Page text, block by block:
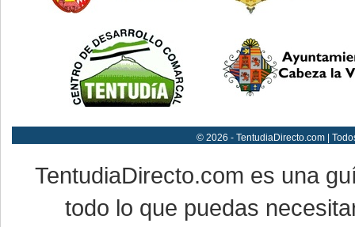
© 2026 - TentudiaDirecto.com |
TentudiaDirecto.com es una
todo lo que puedas